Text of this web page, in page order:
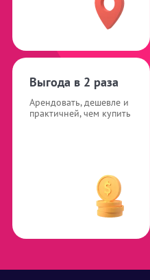
Выгода в 2 раза
Арендовать, дешевле и
практичней, чем купить